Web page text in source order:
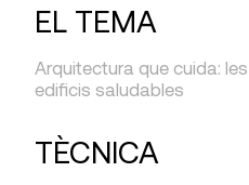
EL TEMA
Arquitectura que cuida:
edificis saludables
TÈCNICA